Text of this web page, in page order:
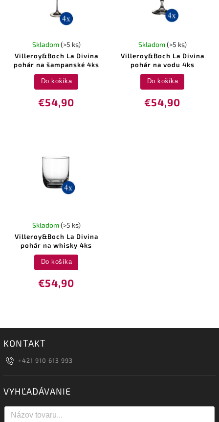
Villeroy&Boch La Divina
pohár na šampanské 4ks
Skladom(>5 ks)
€54,90
Do košíka
Villeroy&Boch La Divina
pohár na vodu 4ks
Skladom(>5 ks)
€54,90
Do košíka
Villeroy&Boch La Divina
pohár na whisky 4ks
Skladom(>5 ks)
€54,90
Do košíka
KONTAKT
+421 910 613 993
VYHĽADÁVANIE